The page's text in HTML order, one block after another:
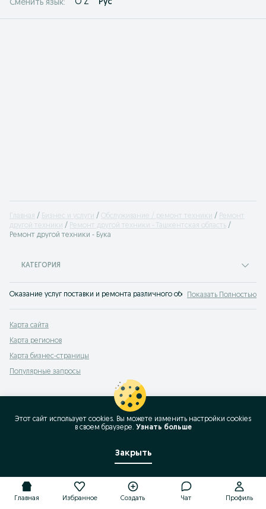
Сменить язык: O'Z Рус
Главная Бизнес и услуги Обслуживание / ремонт техники
Ремонт
другой техники
Ремонт другой техники - Ташкентская область
Ремонт другой техники - Бука
КАТЕГОРИЯ
Оказание услуг поставки и ремонта различного оборудования на сервисе
Показать Полностью
Карта сайта
Карта регионов
Карта бизнес-страницы
Популярные запросы
Главная Избранное Создать Чат Профиль
Этот сайт использует cookies. Вы можете изменить настройки cookies
в своeм браузере. Узнать больше
Закрыть